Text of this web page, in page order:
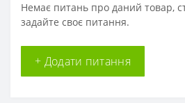
Немає питань про даний товар,
задайте своє питання.
+ Додати питання